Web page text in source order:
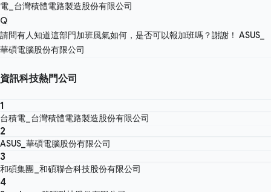
電_台灣積體電路製造股份有限公司
Q
請問有人知道這部門加班風氣如何，是否可以報加班嗎？謝謝！ ASUS_
華碩電腦股份有限公司
資訊科技熱門公司
1
台積電_台灣積體電路製造股份有限公司
2
ASUS_華碩電腦股份有限公司
3
和碩集團_和碩聯合科技股份有限公司
4